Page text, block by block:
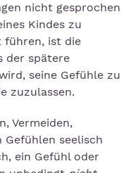
nicht gesprochen
Kindes zu
führen, ist die
der spätere
seine Gefühle zu
zuzulassen.
Vermeiden,
Gefühlen seelisch
ein Gefühl oder